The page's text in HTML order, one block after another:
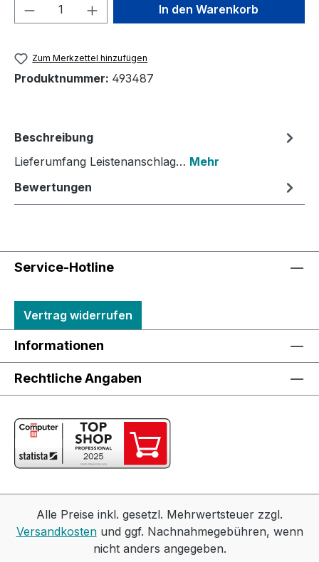
Produkt Anzahl: Gib denIn den Warenkorb
Zum Merkzettel hinzufügen
Produktnummer: 493487
Beschreibung
Lieferumfang Leistenanschlag… Mehr
Bewertungen
Service-Hotline
Vertrag widerrufen
Informationen
Rechtliche Angaben
Alle Preise inkl. gesetzl. Mehrwertsteuer zzgl.
Versandkostenund ggf. Nachnahmegebühren, wenn
nicht anders angegeben.